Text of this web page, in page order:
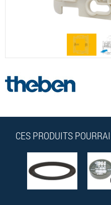
CES PRODUITS